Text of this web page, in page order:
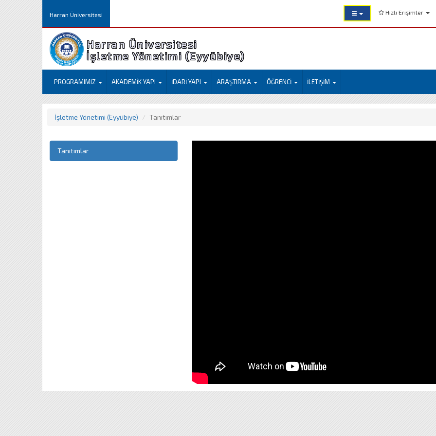
Harran Üniversitesi Hızlı Erişimler
Harran Üniversitesi
İşletme Yönetimi (Eyyübiye)
PROGRAMIMIZ AKADEMİK YAPI İDARİ YAPI ARAŞTIRMA ÖĞRENCİ İLETİŞİM
İşletme Yönetimi (Eyyübiye) Tanıtımlar
Tanıtımlar